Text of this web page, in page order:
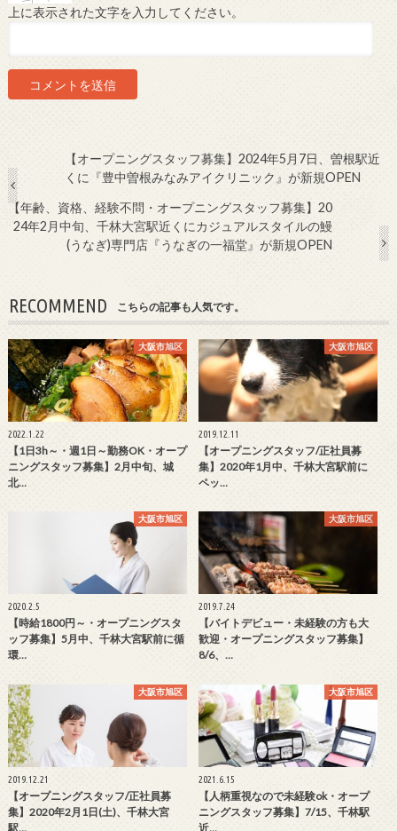
上に表示された文字を入力してください。
【オープニングスタッフ募集】2024年5月7日、曽根駅近
くに『豊中曽根みなみアイクリニック』が新規OPEN
【年齢、資格、経験不問・オープニングスタッフ募集】20
24年2月中旬、千林大宮駅近くにカジュアルスタイルの鰻
(うなぎ)専門店『うなぎの一福堂』が新規OPEN
RECOMMEND こちらの記事も人気です。
大阪市旭区
2022.1.22
【1日3h～・週1日～勤務OK・オープ
ニングスタッフ募集】2月中旬、城
北…
大阪市旭区
2019.12.11
【オープニングスタッフ/正社員募
集】2020年1月中、千林大宮駅前に
ペッ…
大阪市旭区
2020.2.5
【時給1800円～・オープニングスタ
ッフ募集】5月中、千林大宮駅前に循
環…
大阪市旭区
2019.7.24
【バイトデビュー・未経験の方も大
歓迎・オープニングスタッフ募集】
8/6、…
大阪市旭区
2019.12.21
【オープニングスタッフ/正社員募
集】2020年2月1日(土)、千林大宮
駅…
大阪市旭区
2021.6.15
【人柄重視なので未経験ok・オープ
ニングスタッフ募集】7/15、千林駅
近…